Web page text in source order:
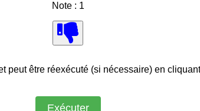
Note : 1
peut être réexécuté (si nécessaire) en